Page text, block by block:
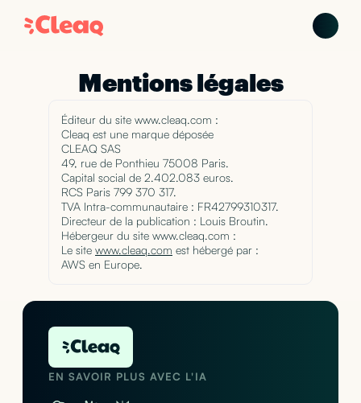
Mentions légales
Éditeur du site www.cleaq.com :
Cleaq est une marque déposée
CLEAQ SAS
49, rue de Ponthieu 75008 Paris.
Capital social de 2.402.083 euros.
RCS Paris 799 370 317.
TVA Intra-communautaire : FR42799310317.
Directeur de la publication : Louis Broutin.
Hébergeur du site www.cleaq.com :
Le site www.cleaq.com est hébergé par :
AWS en Europe.
EN SAVOIR PLUS AVEC L'IA